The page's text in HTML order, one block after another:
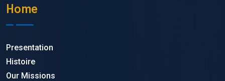
Home
Presentation
Histoire
Our Missions